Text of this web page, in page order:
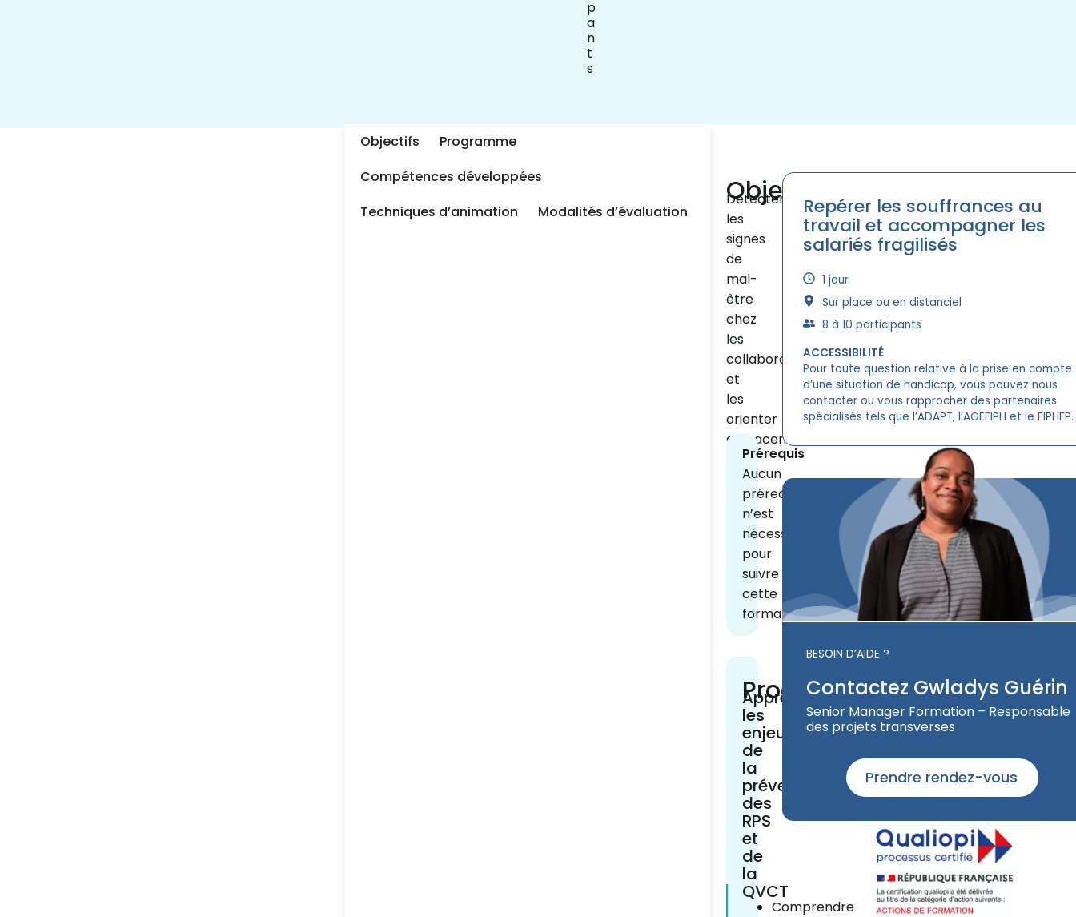
p
a
n
t
s
Objectifs
Programme
Compétences développées​
Techniques d’animation​
Modalités d’évaluation​
Objectifs
Détecter
les
signes
de
mal-
être
chez
les
collaborateurs
et
les
orienter
efficacement
Prérequis
Aucun
prérequis
n’est
nécessaire
pour
suivre
cette
formation
Programme
Appréhender
les
enjeux
de
la
prévention
des
RPS
et
de
la
QVCT
Comprendre
Repérer les souffrances au
travail et accompagner les
salariés fragilisés
1 jour
Sur place ou en distanciel​
8 à 10 participants
ACCESSIBILITÉ
Pour toute question relative à la prise en compte
d’une situation de handicap, vous pouvez nous
contacter ou vous rapprocher des partenaires
spécialisés tels que l’ADAPT, l’AGEFIPH et le FIPHFP.
BESOIN D’AIDE ?
Contactez Gwladys Guérin
Senior Manager Formation – Responsable
des projets transverses
Prendre rendez-vous